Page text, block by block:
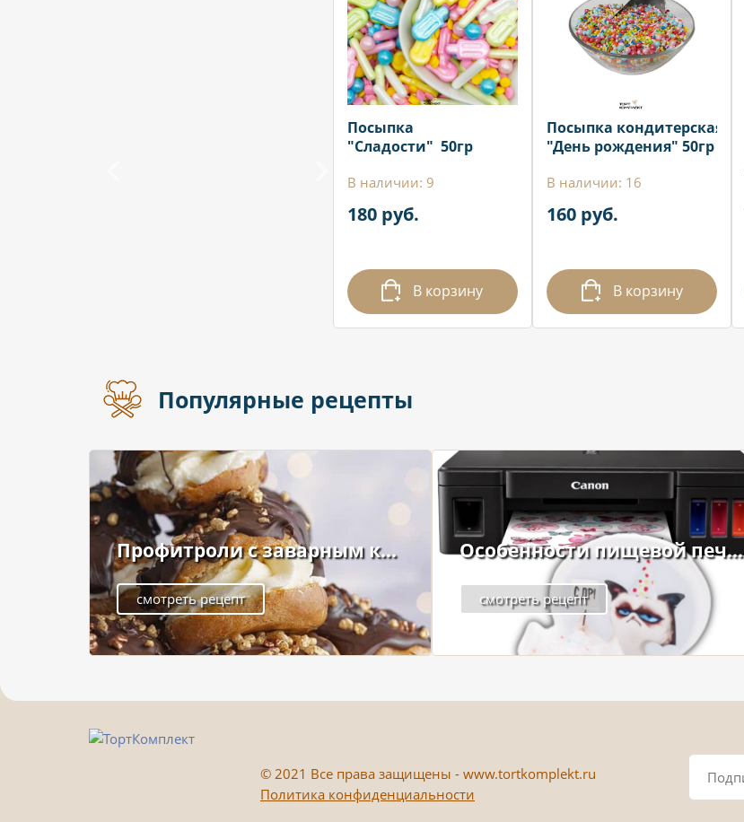
Посыпка
"Сладости" 50гр
В наличии: 9
180 руб.
В корзину
Посыпка кондитерская
"День рождения" 50гр
В наличии: 16
160 руб.
В корзину
Популярные рецепты
Профитроли с заварным к...
смотреть рецепт
Особенности пищевой печ...
смотреть рецепт
© 2021 Все права защищены - www.tortkomplekt.ru
Политика конфиденциальности